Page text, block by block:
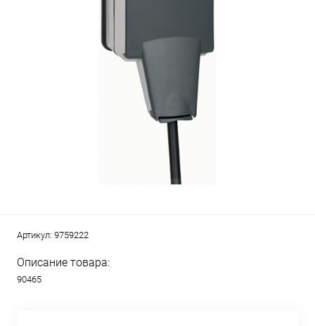
Артикул: 9759222
Описание товара:
90465